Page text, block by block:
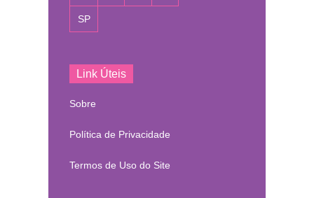
SP
Link Úteis
Sobre
Política de Privacidade
Termos de Uso do Site